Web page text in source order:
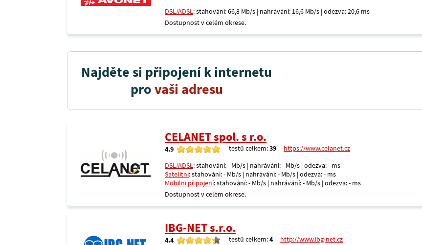
DSL/ADSL: stahování: 66,8 Mb/s | nahrávání: 16,6 Mb/s | odezva: 20,6 ms
Dostupnost v celém okrese.
Najděte si připojení k internetu
provaši adresu
CELANET spol. s r.o.
4.9 testů celkem:39
https://www.celanet.cz
DSL/ADSL: stahování: - Mb/s | nahrávání: - Mb/s | odezva: - ms
Satelitní: stahování: - Mb/s | nahrávání: - Mb/s | odezva: - ms
Mobilní připojení: stahování: - Mb/s | nahrávání: - Mb/s | odezva: - ms
Dostupnost v celém okrese.
IBG-NET s.r.o.
4.4 testů celkem:4
http://www.ibg-net.cz